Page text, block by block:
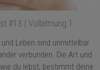
#13 | Vollatmung 1
Leben sind unmittelbar
verbunden. Die Art und
du lebst, bestimmt deine